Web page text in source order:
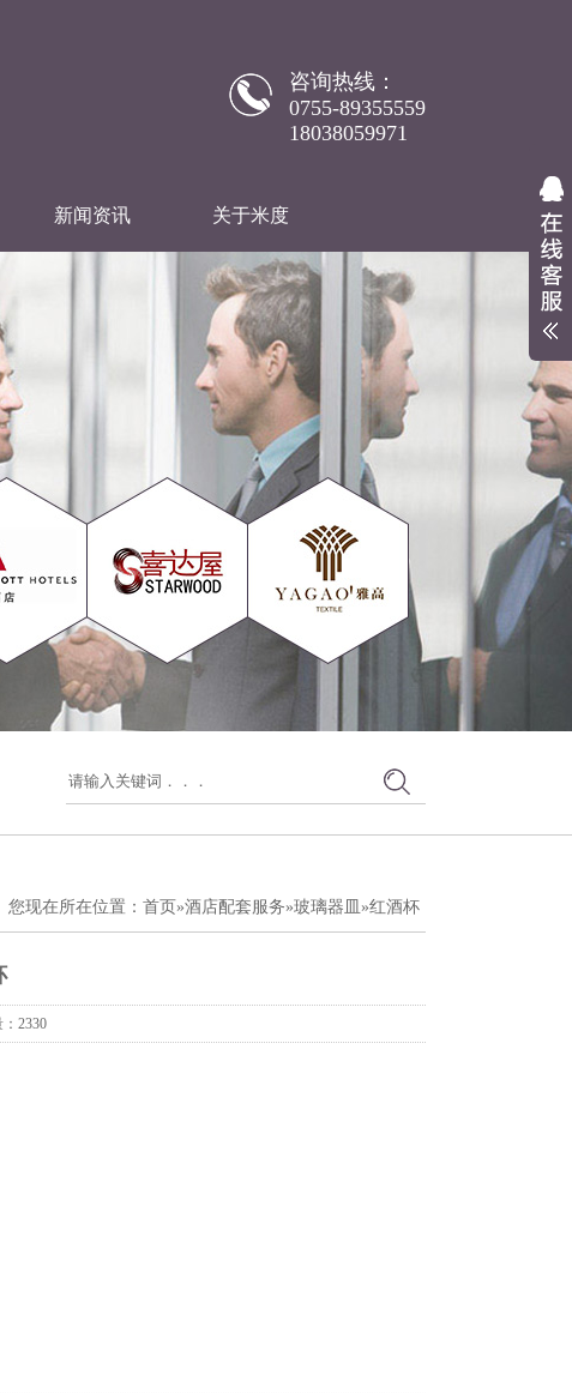
咨询热线：
0755-89355559
18038059971
新闻资讯 关于米度
您现在所在位置： 首页 »酒店配套服务»玻璃器皿 »红酒杯
2330